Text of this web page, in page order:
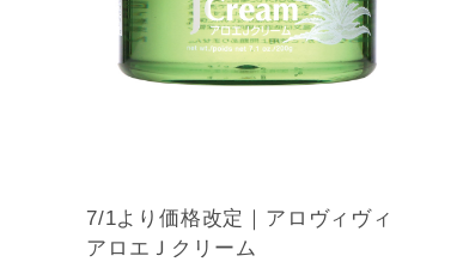
7/1より価格改定｜アロヴィヴィ
アロエＪクリーム